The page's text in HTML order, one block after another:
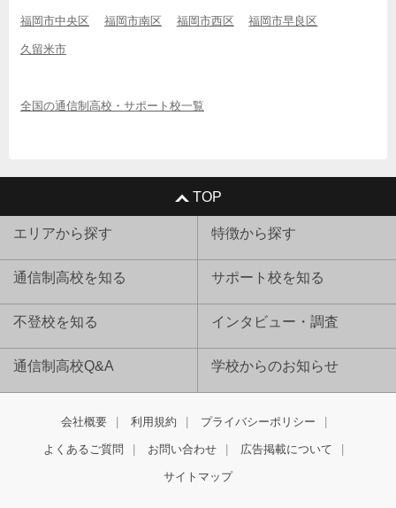
福岡市中央区 福岡市南区 福岡市西区 福岡市早良区
久留米市
全国の通信制高校・サポート校一覧
TOP
エリアから探す 特徴から探す
通信制高校を知る サポート校を知る
不登校を知る インタビュー・調査
通信制高校Q&A 学校からのお知らせ
会社概要 利用規約 プライバシーポリシー
よくあるご質問 お問い合わせ 広告掲載について
サイトマップ